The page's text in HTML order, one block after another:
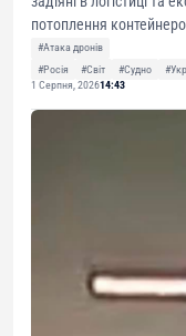
потоплення
#Атака дронів
#Росія
#Світ #Судно
1 Серпня, 202614:43